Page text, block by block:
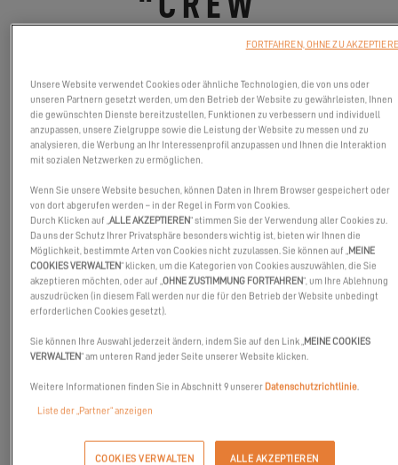
PRESENTATION"
28.10.24
Treffen Sie die verschiedenen Talente, die in unserem Werft in
Vendée arbeiten!
Unsere Website verwendet Cookies oder ähnliche Technologien, die von uns oder
unseren Partnern gesetzt werden, um den Betrieb der Website zu gewährleisten, Ihnen
die gewünschten Dienste bereitzustellen, Funktionen zu verbessern und individuell
anzupassen, unsere Zielgruppe sowie die Leistung der Website zu messen und zu
analysieren, die Werbung an Ihr Interessenprofil anzupassen und Ihnen die Interaktion
mit sozialen Netzwerken zu ermöglichen.
Wenn Sie unsere Website besuchen, können Daten in Ihrem Browser gespeichert oder
von dort abgerufen werden – in der Regel in Form von Cookies.
Durch Klicken auf „ALLE AKZEPTIEREN“ stimmen Sie der Verwendung aller Cookies zu.
Da uns der Schutz Ihrer Privatsphäre besonders wichtig ist, bieten wir Ihnen die
Möglichkeit, bestimmte Arten von Cookies nicht zuzulassen. Sie können auf „MEINE
COOKIES VERWALTEN“ klicken, um die Kategorien von Cookies auszuwählen, die Sie
akzeptieren möchten, oder auf „OHNE ZUSTIMMUNG FORTFAHREN“, um Ihre Ablehnung
auszudrücken (in diesem Fall werden nur die für den Betrieb der Website unbedingt
erforderlichen Cookies gesetzt).
Sie können Ihre Auswahl jederzeit ändern, indem Sie auf den Link „MEINE COOKIES
VERWALTEN“ am unteren Rand jeder Seite unserer Website klicken.
Weitere Informationen finden Sie in Abschnitt 9 unserer Datenschutzrichtlinie.
Liste der „Partner“ anzeigen
COOKIES VERWALTEN ALLE AKZEPTIEREN
FORTFAHREN, OHNE ZU